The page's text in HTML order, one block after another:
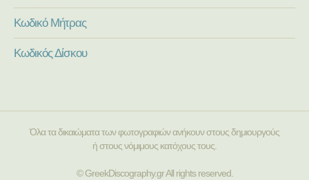
Κωδικό Μήτρας
Κωδικός Δίσκου
Όλα τα δικαιώματα των φωτογραφιών ανήκουν στους δημιουργούς
ή στους νόμιμους κατόχους τους.
© GreekDiscography.gr All rights reserved.